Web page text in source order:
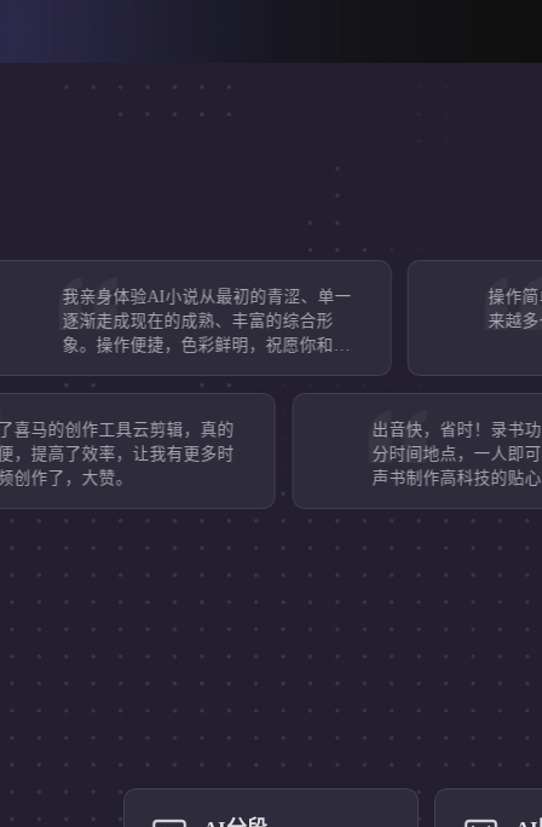
亲身体验AI小说从最初的青涩、单一
渐走成现在的成熟、丰富的综合形
。操作便捷，色彩鲜明，祝愿你和我
操作简单容易
来越多也越来
作工具云剪辑，真的
效率，让我有更多时
大赞。
出音快，省时！录书功能相对
分时间地点，一人即可组队。
声书制作高科技的贴心软件。